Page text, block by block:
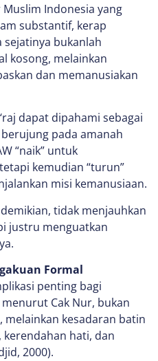
Indonesia yang
substantif, kerap
sejatinya bukanlah
kosong, melainkan
dan memanusiakan
dapat dipahami sebagai
pada amanah
“naik” untuk
kemudian “turun”
misi kemanusiaan.
tidak menjauhkan
justru menguatkan
Formal
penting bagi
Cak Nur, bukan
kesadaran batin
hati, dan
2000).